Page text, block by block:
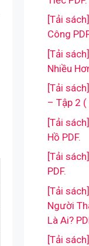
[Tải
Công
[Tải
Nhiều
[Tải
– Tập 2 (
[Tải
Hồ PDF.
[Tải
PDF.
[Tải
Người
Là Ai?
[Tải